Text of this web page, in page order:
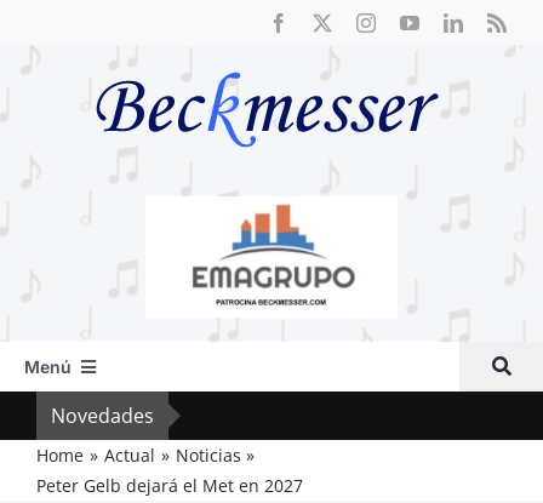
Menú
Inicio
Actual
Artículos
Novedades
Home Actual
Noticias
Peter Gelb dejará el Met en 2027